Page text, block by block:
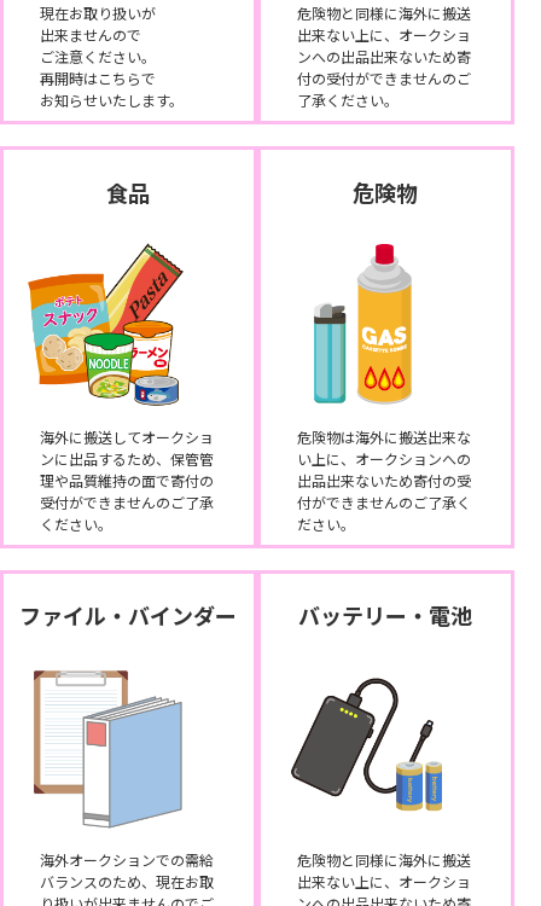
現在お取り扱いが
出来ませんので
ご注意ください。
再開時はこちらで
お知らせいたします。
危険物と同様に海外に搬送
出来ない上に、オークショ
ンへの出品出来ないため寄
付の受付ができませんのご
了承ください。
食品
海外に搬送してオークショ
ンに出品するため、保管管
理や品質維持の面で寄付の
受付ができませんのご了承
ください。
危険物
危険物は海外に搬送出来な
い上に、オークションへの
出品出来ないため寄付の受
付ができませんのご了承く
ださい。
ファイル・バインダー
海外オークションでの需給
バランスのため、現在お取
バッテリー・電池
危険物と同様に海外に搬送
出来ない上に、オークショ